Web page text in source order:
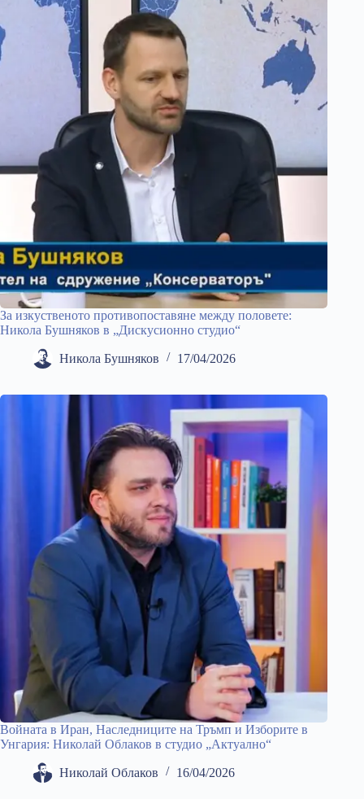
За изкуственото противопоставяне между половете:
Никола Бушняков в „Дискусионно студио“
Никола Бушняков 17/04/2026
Войната в Иран, Наследниците на Тръмп и Изборите в
Унгария: Николай Облаков в студио „Актуално“
Николай Облаков 16/04/2026